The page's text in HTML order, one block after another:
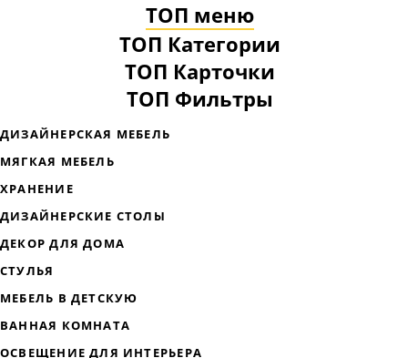
ТОП меню
ТОП Категории
ТОП Карточки
ТОП Фильтры